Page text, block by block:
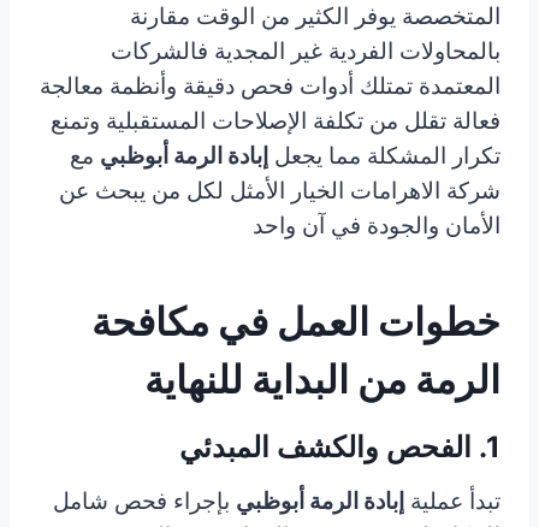
المتخصصة يوفر الكثير من الوقت مقارنة
بالمحاولات الفردية غير المجدية فالشركات
المعتمدة تمتلك أدوات فحص دقيقة وأنظمة معالجة
فعالة تقلل من تكلفة الإصلاحات المستقبلية وتمنع
تكرار المشكلة مما يجعل إبادة الرمة أبوظبي مع
شركة الاهرامات الخيار الأمثل لكل من يبحث عن
الأمان والجودة في آن واحد
خطوات العمل في مكافحة
الرمة من البداية للنهاية
1. الفحص والكشف المبدئي
تبدأ عملية إبادة الرمة أبوظبي بإجراء فحص شامل